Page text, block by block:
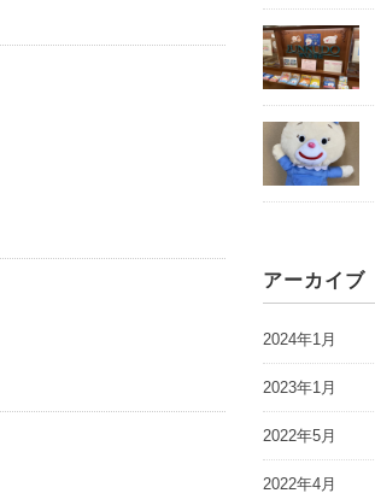
アーカイブ
2024年1月
2023年1月
2022年5月
2022年4月